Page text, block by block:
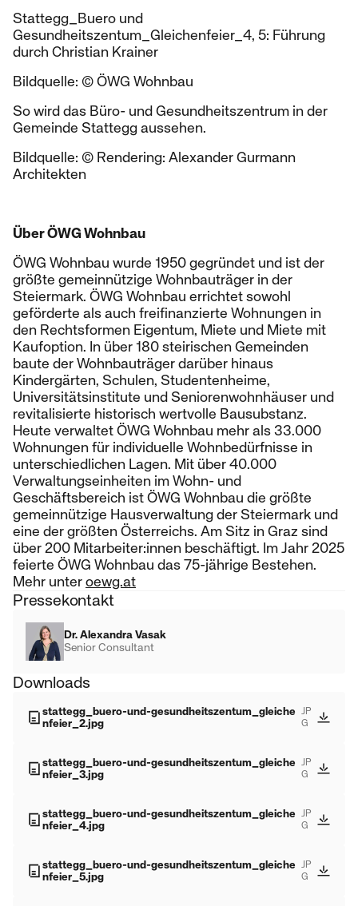
Stattegg_Buero und
Gesundheitszentum_Gleichenfeier_4, 5: Führung
durch Christian Krainer
Bildquelle: © ÖWG Wohnbau
So wird das Büro- und Gesundheitszentrum in der
Gemeinde Stattegg aussehen.
Bildquelle: © Rendering: Alexander Gurmann
Architekten
Über ÖWG Wohnbau
ÖWG Wohnbau wurde 1950 gegründet und ist der
größte gemeinnützige Wohnbauträger in der
Steiermark. ÖWG Wohnbau errichtet sowohl
geförderte als auch freifinanzierte Wohnungen in
den Rechtsformen Eigentum, Miete und Miete mit
Kaufoption. In über 180 steirischen Gemeinden
baute der Wohnbauträger darüber hinaus
Kindergärten, Schulen, Studentenheime,
Universitätsinstitute und Seniorenwohnhäuser und
revitalisierte historisch wertvolle Bausubstanz.
Heute verwaltet ÖWG Wohnbau mehr als 33.000
Wohnungen für individuelle Wohnbedürfnisse in
unterschiedlichen Lagen. Mit über 40.000
Verwaltungseinheiten im Wohn- und
Geschäftsbereich ist ÖWG Wohnbau die größte
gemeinnützige Hausverwaltung der Steiermark und
eine der größten Österreichs. Am Sitz in Graz sind
über 200 Mitarbeiter:innen beschäftigt. Im Jahr 2025
feierte ÖWG Wohnbau das 75-jährige Bestehen.
Mehr unteroewg.at
Pressekontakt
Dr. Alexandra Vasak
Senior Consultant
Downloads
stattegg_buero-und-gesundheitszentum_gleiche
nfeier_2.jpg
JP
G
stattegg_buero-und-gesundheitszentum_gleiche
nfeier_3.jpg
JP
G
stattegg_buero-und-gesundheitszentum_gleiche
nfeier_4.jpg
JP
G
stattegg_buero-und-gesundheitszentum_gleiche
nfeier_5.jpg
JP
G